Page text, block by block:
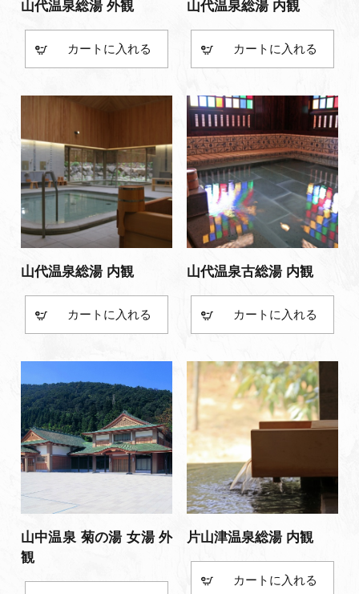
山代温泉総湯 外観
カート
山代温泉総湯 内観
カート
山代温泉総湯 内観
カート
山代温泉古総湯 内観
カート
山中温泉 菊の湯 女湯 外
観
片山津温泉総湯 内観
カート